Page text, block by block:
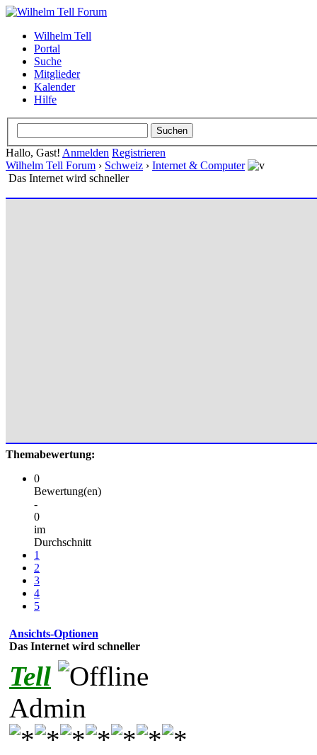
Wilhelm Tell
Portal
Suche
Mitglieder
Kalender
Hilfe
Hallo, Gast! Anmelden Registrieren
Wilhelm Tell Forum › Schweiz › Internet & Computer
Das Internet wird schneller
Themabewertung:
0
Bewertung(en)
-
0
im
Durchschnitt
1
2
3
4
5
Ansichts-Optionen
Das Internet wird schneller
Tell
Admin